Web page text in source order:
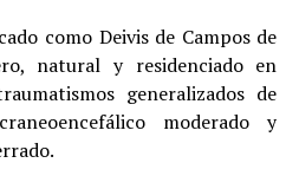
como Deivis de Campos de
natural y residenciado en
generalizados de
moderado y